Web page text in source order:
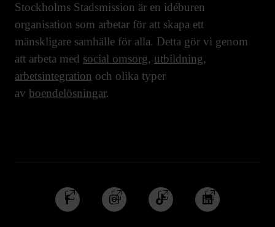
Stockholms Stadsmission är en idéburen
organisation som arbetar för att skapa ett
mänskligare samhälle för alla. Detta gör vi genom
att arbeta med social omsorg, utbildning,
arbetsintegration och olika typer
av boendelösningar.
Följ
oss
Följ
oss
Följ
oss
Följ
oss